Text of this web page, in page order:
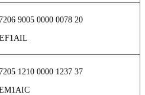
9005 0000 0078 20
1210 0000 1237 37